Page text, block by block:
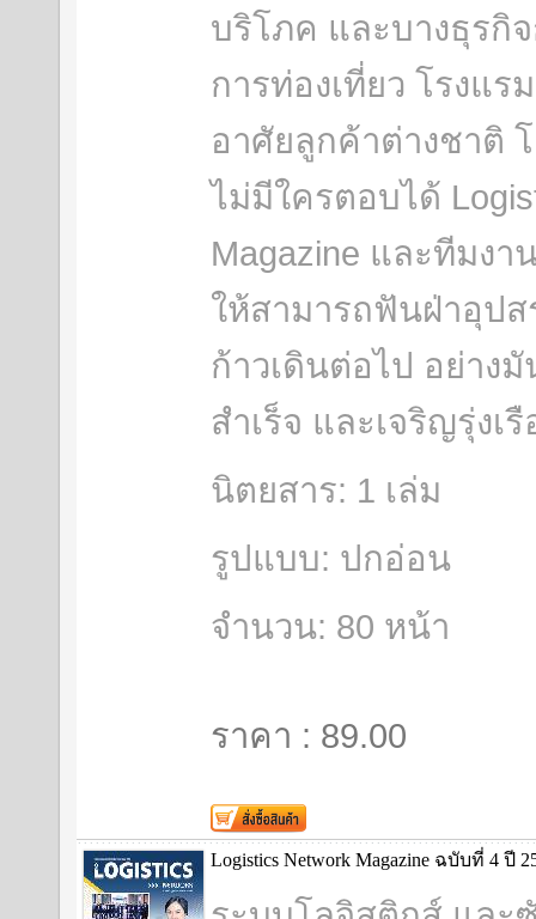
บริโภค และบางธุรกิ
การท่องเที่ยว โรงแ
อาศัยลูกค้าต่างชาติ
ไม่มีใครตอบได้
Magazine และทีมง
ให้สามารถฟันฝ่าอุป
ก้าวเดินต่อไป อย่าง
สำเร็จ และเจริญรุ่งเ
นิตยสาร: 1 เล่ม
รูปแบบ: ปกอ่อน
จำนวน: 80 หน้า
ราคา : 89.00
Logistics Network Magazine ฉบับที่ 4 ปี